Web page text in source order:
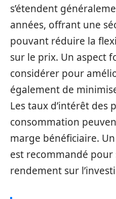
s’étendent
années, offrant une
pouvant réduire la
sur le prix. Un aspect
considérer pour
également de
Les taux d’intérêt des
consommation
marge bénéficiaire.
est recommandé pour
rendement sur